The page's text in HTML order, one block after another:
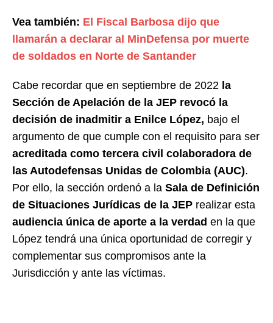
Vea también: El Fiscal Barbosa dijo que
llamarán a declarar al MinDefensa por muerte
de soldados en Norte de Santander
Cabe recordar que en septiembre de 2022 la
Sección de Apelación de la JEP revocó la
decisión de inadmitir a Enilce López, bajo el
argumento de que cumple con el requisito para ser
acreditada como tercera civil colaboradora de
las Autodefensas Unidas de Colombia (AUC).
Por ello, la sección ordenó a la Sala de Definición
de Situaciones Jurídicas de la JEP realizar esta
audiencia única de aporte a la verdad en la que
López tendrá una única oportunidad de corregir y
complementar sus compromisos ante la
Jurisdicción y ante las víctimas.